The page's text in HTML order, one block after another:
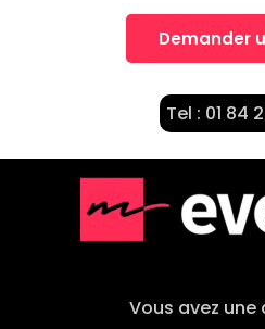
Demander
Tel : 01 84
Vous avez une